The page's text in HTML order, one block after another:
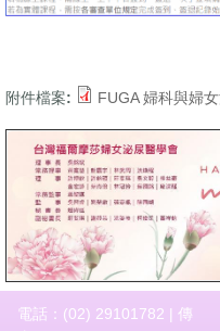
附件檔案: FUGA 婦科與婦
電話：(02) 29101782 | 傳